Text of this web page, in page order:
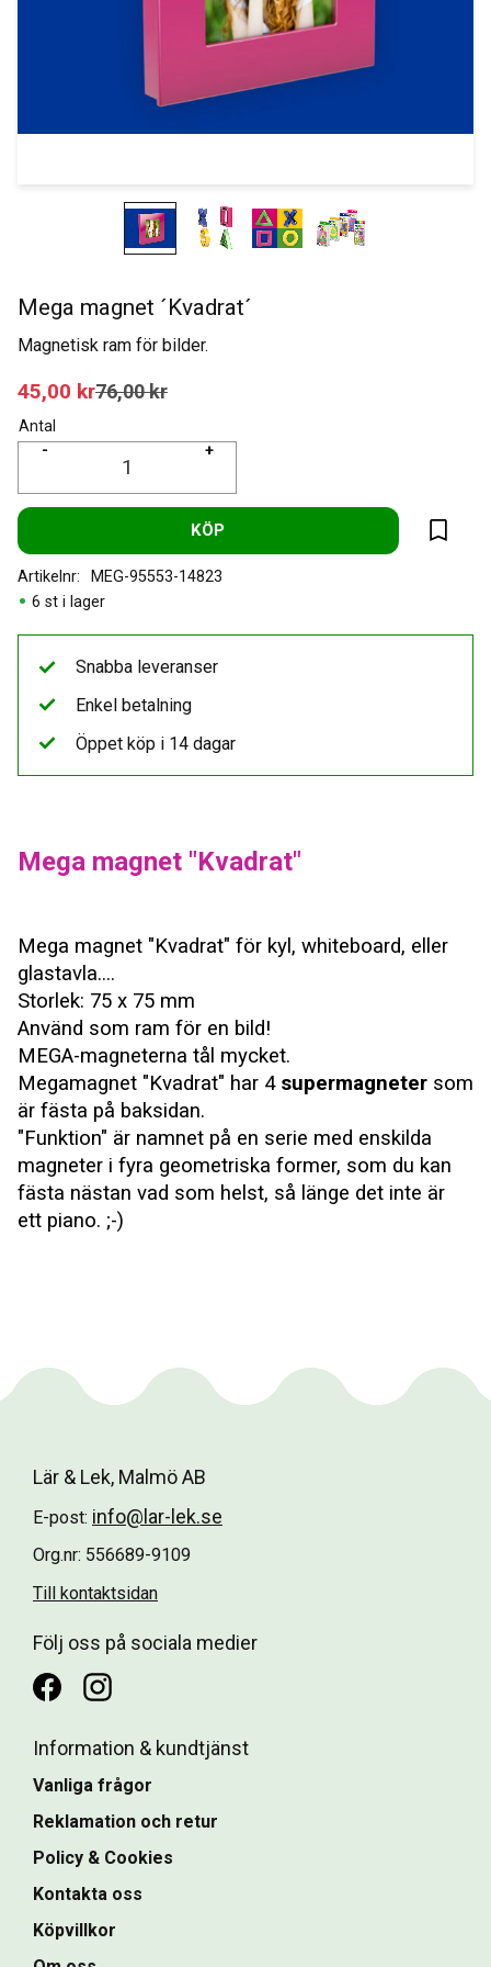
Mega magnet ´Kvadrat´
Magnetisk ram för bilder.
Nedsatt pris:
45,00 krOrdinarie pris:
76,00kr
Antal
+
-
KÖP
Lägg
6 st i lager
Artikelnr MEG-95553-14823
Mega magnet "Kvadrat"
Mega magnet "Kvadrat" för kyl, whiteboard, eller
glastavla....
Storlek: 75 x 75 mm
Använd som ram för en bild!
MEGA-magneterna tål mycket.
Megamagnet "Kvadrat" har 4 supermagneter som
är fästa på baksidan.
"Funktion" är namnet på en serie med enskilda
magneter i fyra geometriska former, som du kan
fästa nästan vad som helst, så länge det inte är
ett piano. ;-)
Snabba leveranser
Enkel betalning
Öppet köp i 14 dagar
Lär & Lek, Malmö AB
E-post: info@lar-lek.se
Org.nr: 556689-9109
Till kontaktsidan
Följ oss på sociala medier
Information & kundtjänst
Vanliga frågor
Reklamation och retur
Policy & Cookies
Kontakta oss
Köpvillkor